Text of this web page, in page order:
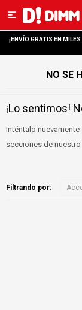

¡ENVÍO GRATIS EN
NO SE
¡Lo sentimos!
Inténtalo
secciones de
Filtrando por: